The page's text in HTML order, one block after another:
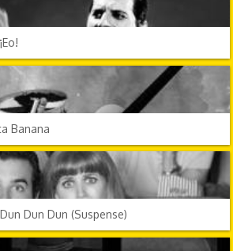
Banana
Dun Dun (Suspense)